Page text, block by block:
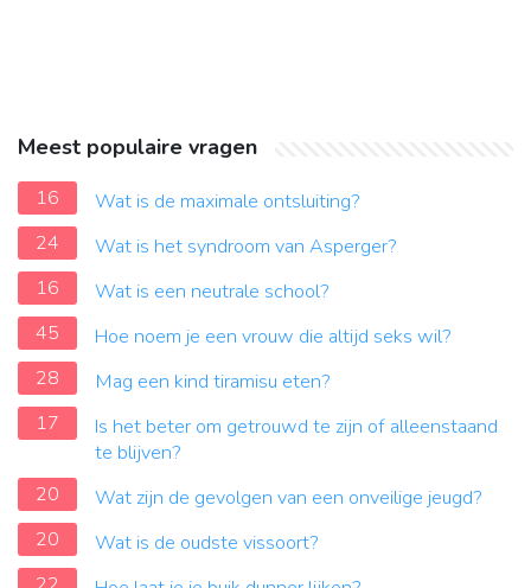
Meest populaire vragen
16
Wat is de maximale ontsluiting?
24
Wat is het syndroom van Asperger?
16
Wat is een neutrale school?
45
Hoe noem je een vrouw die altijd seks wil?
28
Mag een kind tiramisu eten?
17
Is het beter om getrouwd te zijn of alleenstaand
te blijven?
20
Wat zijn de gevolgen van een onveilige jeugd?
20
Wat is de oudste vissoort?